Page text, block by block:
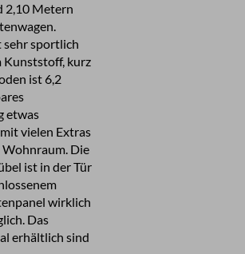
2,10 Metern
sehr sportlich
Kunststoff, kurz
ist 6,2
etwas
vielen Extras
Die
ist in der Tür
wirklich
Das
erhältlich sind